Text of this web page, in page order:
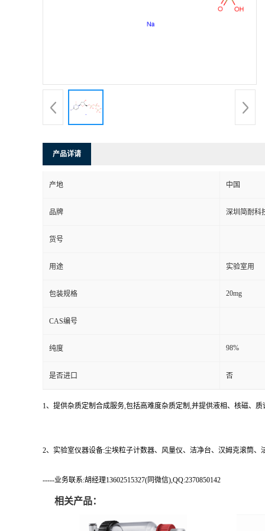
产品详请
产地 中国
品牌 深圳简耐科
货号
用途 实验室用
包装规格 20mg
CAS编号
纯度 98%
是否进口 否
1、提供杂质定制合成服务,包括高难度杂质定制,并提供液相、核磁、质
2、实验室仪器设备:尘埃粒子计数器、风量仪、洁净台、汉姆克滚筒
-----业务联系:胡经理13602515327(同微信),QQ:2370850142
相关产品：